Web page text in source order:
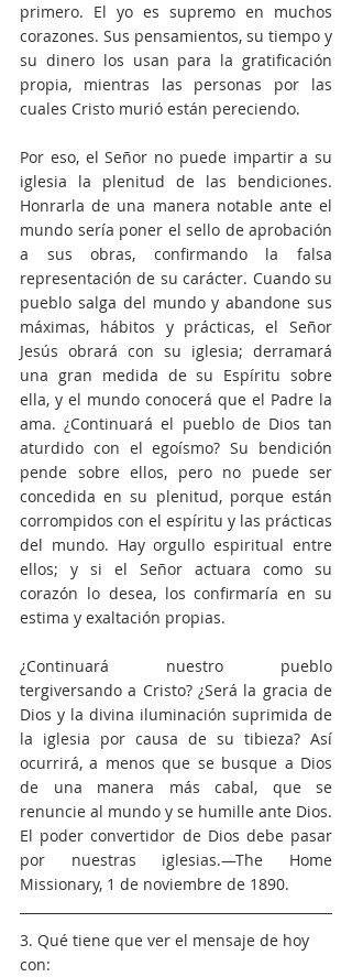
primero. El yo es supremo en muchos
corazones. Sus pensamientos, su tiempo y
su dinero los usan para la gratificación
propia, mientras las personas por las
cuales Cristo murió están pereciendo.
Por eso, el Señor no puede impartir a su
iglesia la plenitud de las bendiciones.
Honrarla de una manera notable ante el
mundo sería poner el sello de aprobación
a sus obras, confirmando la falsa
representación de su carácter. Cuando su
pueblo salga del mundo y abandone sus
máximas, hábitos y prácticas, el Señor
Jesús obrará con su iglesia; derramará
una gran medida de su Espíritu sobre
ella, y el mundo conocerá que el Padre la
ama. ¿Continuará el pueblo de Dios tan
aturdido con el egoísmo? Su bendición
pende sobre ellos, pero no puede ser
concedida en su plenitud, porque están
corrompidos con el espíritu y las prácticas
del mundo. Hay orgullo espiritual entre
ellos; y si el Señor actuara como su
corazón lo desea, los confirmaría en su
estima y exaltación propias.
¿Continuará nuestro pueblo
tergiversando a Cristo? ¿Será la gracia de
Dios y la divina iluminación suprimida de
la iglesia por causa de su tibieza? Así
ocurrirá, a menos que se busque a Dios
de una manera más cabal, que se
renuncie al mundo y se humille ante Dios.
El poder convertidor de Dios debe pasar
por nuestras iglesias.—The Home
Missionary, 1 de noviembre de 1890.
3. Qué tiene que ver el mensaje de hoy
con: